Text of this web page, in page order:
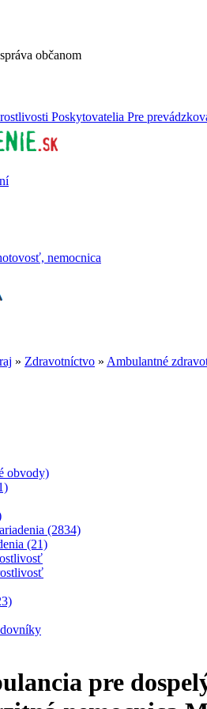
občanom
Poskytovatelia Pre
nemocnica
» Zdravotníctvo » Ambulantné
obvody)
(2834)
(21)
pre